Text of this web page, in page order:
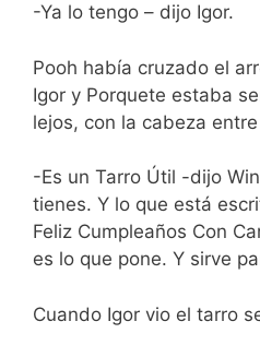
-Ya lo tengo – dijo Igor.
Pooh había cruzado el
Igor y Porquete estaba
lejos, con la cabeza
-Es un Tarro Útil -dijo
tienes. Y lo que está
Feliz Cumpleaños Con
es lo que pone. Y sirve
Cuando Igor vio el tarro